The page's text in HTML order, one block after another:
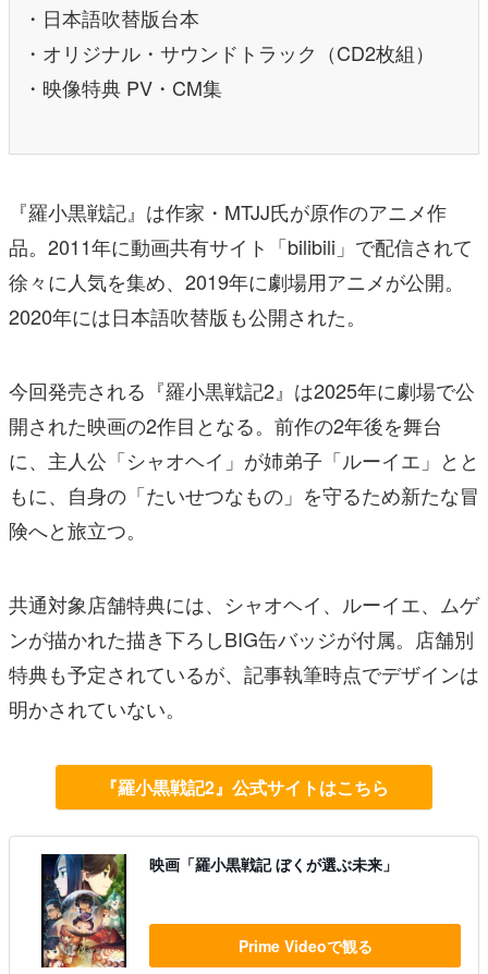
・日本語吹替版台本
・オリジナル・サウンドトラック（CD2枚組）
・映像特典 PV・CM集
『羅小黒戦記』は作家・MTJJ氏が原作のアニメ作
品。2011年に動画共有サイト「bilibili」で配信されて
徐々に人気を集め、2019年に劇場用アニメが公開。
2020年には日本語吹替版も公開された。
今回発売される『羅小黒戦記2』は2025年に劇場で公
開された映画の2作目となる。前作の2年後を舞台
に、主人公「シャオヘイ」が姉弟子「ルーイエ」とと
もに、自身の「たいせつなもの」を守るため新たな冒
険へと旅立つ。
共通対象店舗特典には、シャオヘイ、ルーイエ、ムゲ
ンが描かれた描き下ろしBIG缶バッジが付属。店舗別
特典も予定されているが、記事執筆時点でデザインは
明かされていない。
『羅小黒戦記2』公式サイトはこちら
映画「羅小黒戦記 ぼくが選ぶ未来」
Prime Videoで観る